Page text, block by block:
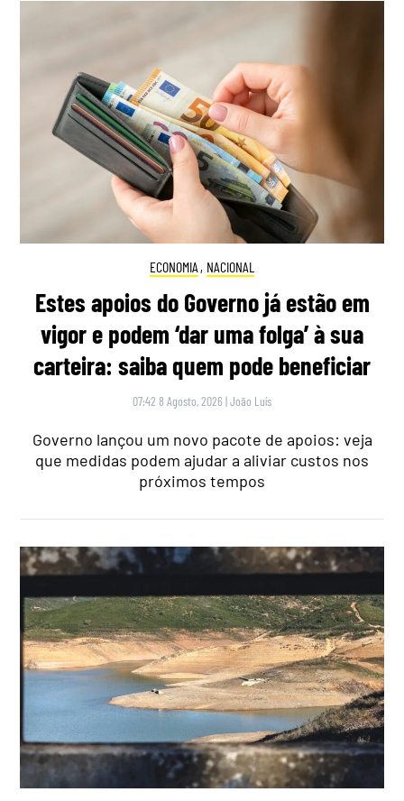
ECONOMIA , NACIONAL
Estes apoios do Governo já estão em
vigor e podem ‘dar uma folga’ à sua
carteira: saiba quem pode beneficiar
07:42 8 Agosto, 2026 |João Luís
Governo lançou um novo pacote de apoios: veja
que medidas podem ajudar a aliviar custos nos
próximos tempos